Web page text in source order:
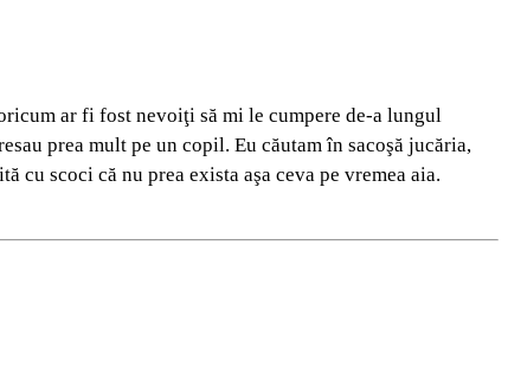
ar fi fost nevoiţi să mi le cumpere de-a lungul
prea mult pe un copil. Eu căutam în sacoşă jucăria,
cu scoci că nu prea exista aşa ceva pe vremea aia.